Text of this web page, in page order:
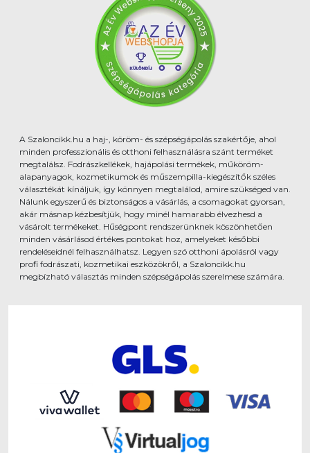
A Szaloncikk.hu a haj-, köröm- és szépségápolás szakértője, ahol
minden professzionális és otthoni felhasználásra szánt terméket
megtalálsz. Fodrászkellékek, hajápolási termékek, műköröm-
alapanyagok, kozmetikumok és műszempilla-kiegészítők széles
választékát kínáljuk, így könnyen megtalálod, amire szükséged van.
Nálunk egyszerű és biztonságos a vásárlás, a csomagokat gyorsan,
akár másnap kézbesítjük, hogy minél hamarabb élvezhesd a
vásárolt termékeket. Hűségpont rendszerünknek köszönhetően
minden vásárlásod értékes pontokat hoz, amelyeket későbbi
rendeléseidnél felhasználhatsz. Legyen szó otthoni ápolásról vagy
profi fodrászati, kozmetikai eszközökről, a Szaloncikk.hu
megbízható választás minden szépségápolás szerelmese számára.